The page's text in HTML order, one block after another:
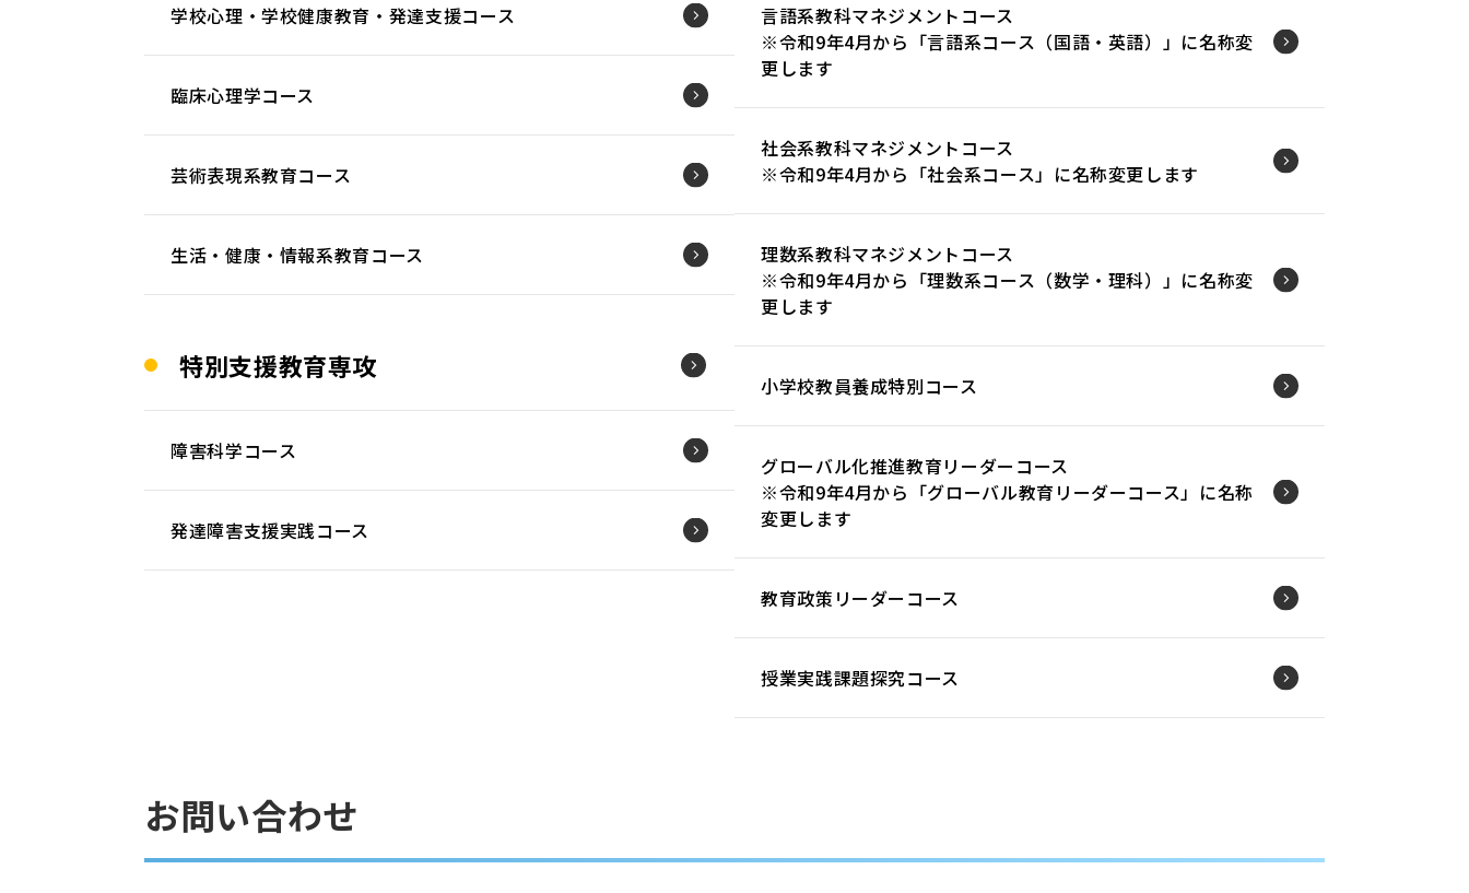
学校心理・学校健康教育・発達支援コース
臨床心理学コース
芸術表現系教育コース
生活・健康・情報系教育コース
特別支援教育専攻
障害科学コース
発達障害支援実践コース
言語系教科マネジメントコース
※令和9年4月から「言語系コース（国語・英語）」に名称変
更します
社会系教科マネジメントコース
※令和9年4月から「社会系コース」に名称変更します
理数系教科マネジメントコース
※令和9年4月から「理数系コース（数学・理科）」に名称変
更します
小学校教員養成特別コース
グローバル化推進教育リーダーコース
※令和9年4月から「グローバル教育リーダーコース」に名称
変更します
教育政策リーダーコース
授業実践課題探究コース
お問い合わせ